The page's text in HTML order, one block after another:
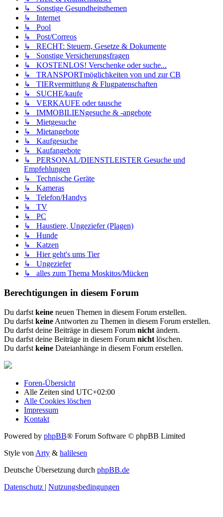
↳ Sonstige Gesundheitsthemen
↳ Internet
↳ Pool
↳ Post/Correos
↳ RECHT: Steuern, Gesetze & Dokumente
↳ Sonstige Versicherungsfragen
↳ KOSTENLOS! Verschenke oder suche...
↳ TRANSPORTmöglichkeiten von und zur CB
↳ TIERvermittlung & Flugpatenschaften
↳ SUCHE/kaufe
↳ VERKAUFE oder tausche
↳ IMMOBILIENgesuche & -angebote
↳ Mietgesuche
↳ Mietangebote
↳ Kaufgesuche
↳ Kaufangebote
↳ PERSONAL/DIENSTLEISTER Gesuche und
Empfehlungen
↳ Technische Geräte
↳ Kameras
↳ Telefon/Handys
↳ TV
↳ PC
↳ Haustiere, Ungeziefer (Plagen)
↳ Hunde
↳ Katzen
↳ Hier geht's ums Tier
↳ Ungeziefer
↳ alles zum Thema Moskitos/Mücken
Berechtigungen in diesem Forum
Du darfst keine neuen Themen in diesem Forum erstellen.
Du darfst keine Antworten zu Themen in diesem Forum erstellen.
Du darfst deine Beiträge in diesem Forum nicht ändern.
Du darfst deine Beiträge in diesem Forum nicht löschen.
Du darfst keine Dateianhänge in diesem Forum erstellen.
Foren-Übersicht
Alle Zeiten sind UTC+02:00
Alle Cookies löschen
Impressum
Kontakt
Powered by phpBB® Forum Software © phpBB Limited
Style von Arty & halilesen
Deutsche Übersetzung durch phpBB.de
Datenschutz | Nutzungsbedingungen